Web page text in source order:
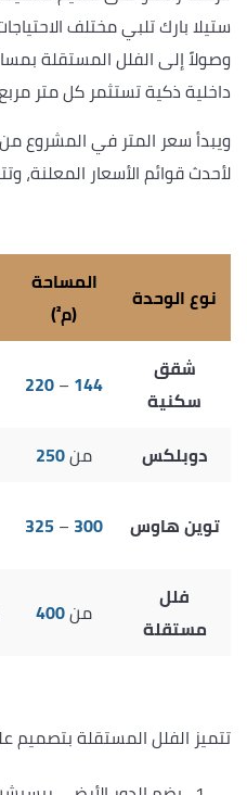
ستيلا بارك تلبي مختلف
وصولاً إلى الفلل المستقلة
داخلية ذكية تستثمر كل متر
ويبدأ سعر المتر في المشروع
لأحدث قوائم الأسعار المعلنة،
نوع الوحدة
المساحة
(م²)
شقق
سكنية
144
–
220
دوبلكس من250
توين هاوس 300
–
325
فلل
مستقلة
من400
تتميز الفلل المستقلة بتصميم